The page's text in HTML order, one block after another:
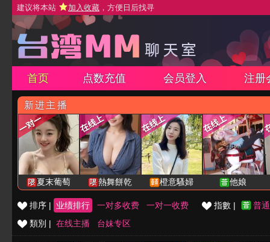
建议将本站 加入收藏 ，方便日后找寻
首页 点数充值 会员登入 注册
新进主播
夏末葡萄 熱舞餅乾 橙意騷婦 他娘
排序 | 业绩排行 一对多收费 一对一收费 指數 |
普
類別 | 在线主播 台妹专区